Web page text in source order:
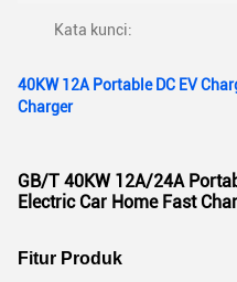
Kata kunci:
40KW 12A Portable DC EV
Charger
GB/T 40KW 12A/24A
Electric Car Home Fast
Fitur Produk